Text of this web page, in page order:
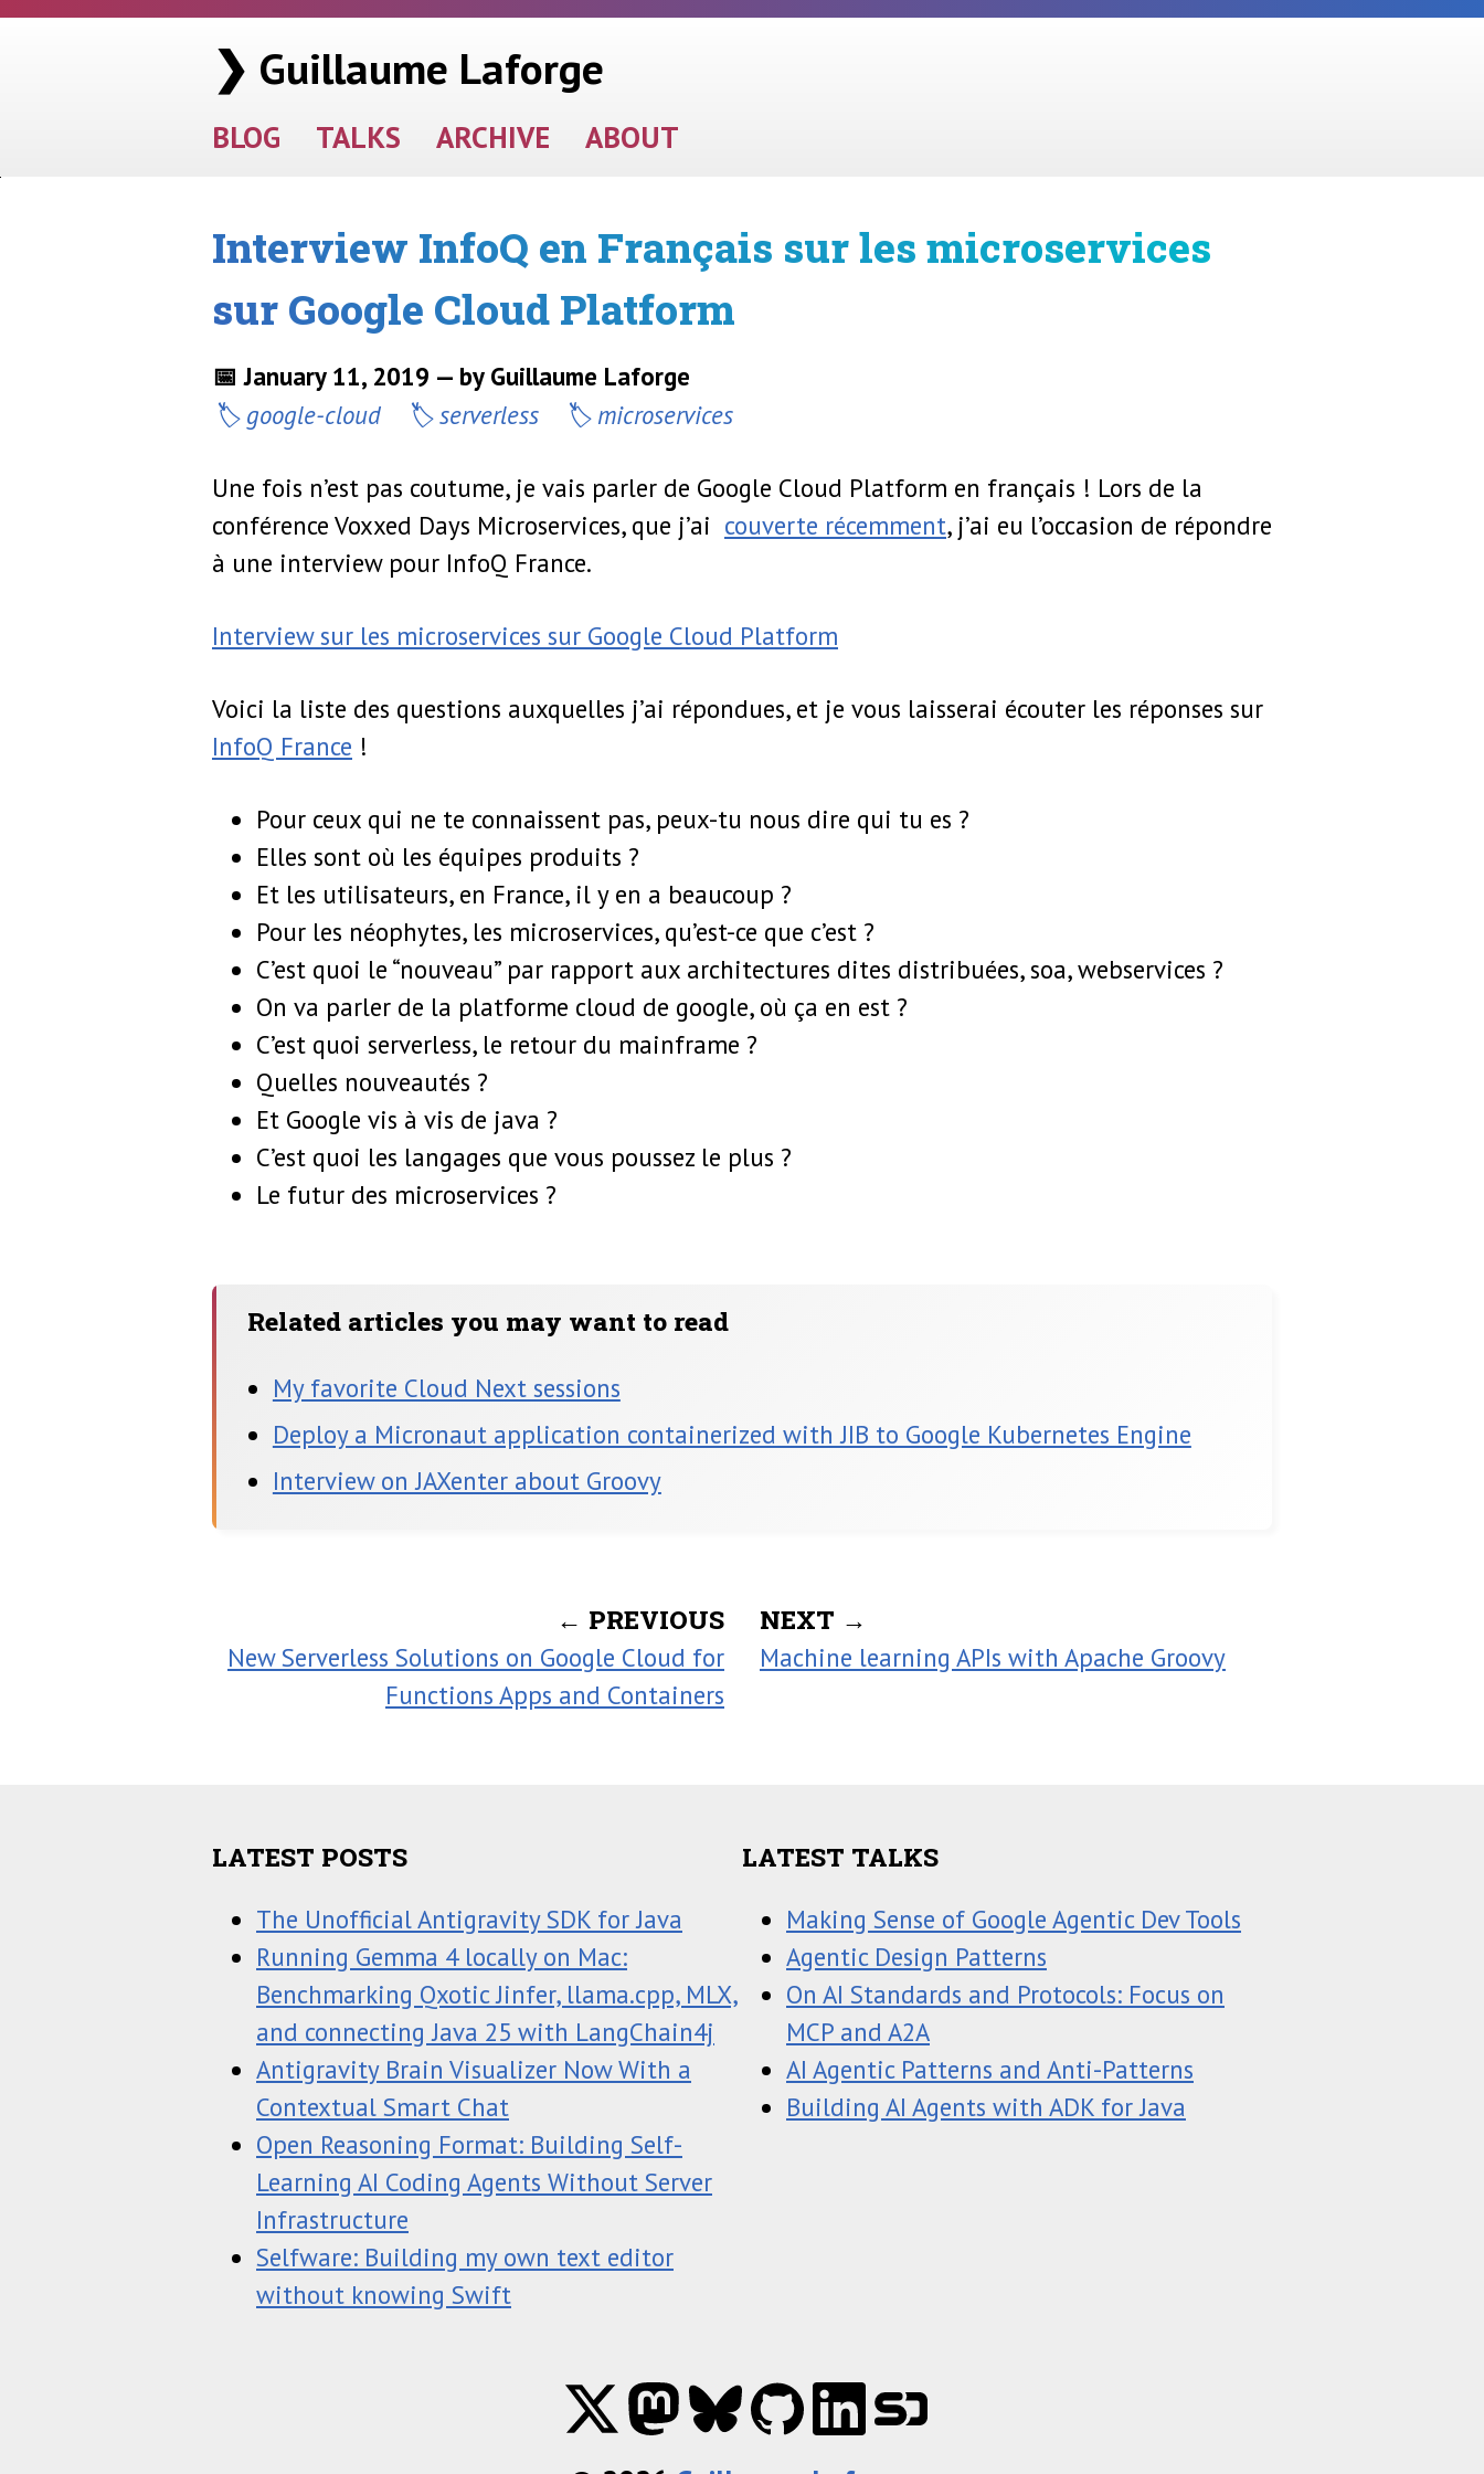
❯ Guillaume Laforge
BLOG TALKS ARCHIVE ABOUT
Interview InfoQ en Français sur les microservices
sur Google Cloud Platform
📅 January 11, 2019 — by Guillaume Laforge
google-cloud
serverless microservices
Une fois n’est pas coutume, je vais parler de Google Cloud Platform en français ! Lors de la
conférence Voxxed Days Microservices, que j’ai couverte récemment, j’ai eu l’occasion de répondre
à une interview pour InfoQ France.
Interview sur les microservices sur Google Cloud Platform
Voici la liste des questions auxquelles j’ai répondues, et je vous laisserai écouter les réponses sur
InfoQ France !
Pour ceux qui ne te connaissent pas, peux-tu nous dire qui tu es ?
Elles sont où les équipes produits ?
Et les utilisateurs, en France, il y en a beaucoup ?
Pour les néophytes, les microservices, qu’est-ce que c’est ?
C’est quoi le “nouveau” par rapport aux architectures dites distribuées, soa, webservices ?
On va parler de la platforme cloud de google, où ça en est ?
C’est quoi serverless, le retour du mainframe ?
Quelles nouveautés ?
Et Google vis à vis de java ?
C’est quoi les langages que vous poussez le plus ?
Le futur des microservices ?
Related articles you may want to read
My favorite Cloud Next sessions
Deploy a Micronaut application containerized with JIB to Google Kubernetes Engine
Interview on JAXenter about Groovy
← PREVIOUS
New Serverless Solutions on Google Cloud for
Functions Apps and Containers
NEXT →
Machine learning APIs with Apache Groovy
LATEST POSTS
The Unofficial Antigravity SDK for Java
Running Gemma 4 locally on Mac:
Benchmarking Qxotic Jinfer, llama.cpp, MLX,
and connecting Java 25 with LangChain4j
Antigravity Brain Visualizer Now With a
Contextual Smart Chat
Open Reasoning Format: Building Self-
Learning AI Coding Agents Without Server
Infrastructure
Selfware: Building my own text editor
without knowing Swift
LATEST TALKS
Making Sense of Google Agentic Dev Tools
Agentic Design Patterns
On AI Standards and Protocols: Focus on
MCP and A2A
AI Agentic Patterns and Anti-Patterns
Building AI Agents with ADK for Java